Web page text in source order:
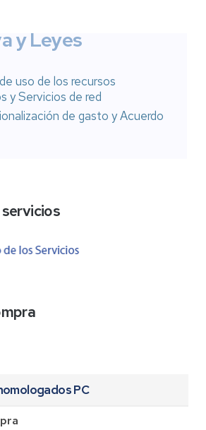
y Leyes
uso de los recursos
y Servicios de red
de gasto y Acuerdo
PC